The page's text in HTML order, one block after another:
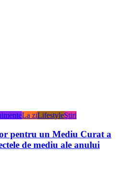
La ziLifestyleŞtiri
pentru un Mediu Curat a
de mediu ale anului